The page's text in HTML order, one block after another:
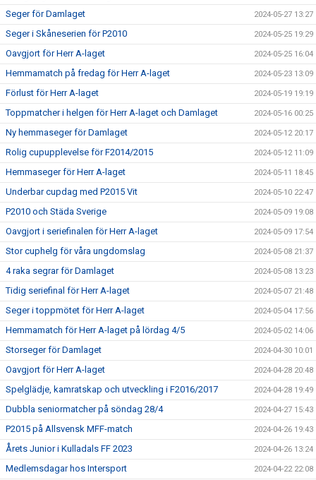
Seger för Damlaget 2024-05-27 13:27
Seger i Skåneserien för P2010 2024-05-25 19:29
Oavgjort för Herr A-laget 2024-05-25 16:04
Hemmamatch på fredag för Herr A-laget 2024-05-23 13:09
Förlust för Herr A-laget 2024-05-19 19:19
Toppmatcher i helgen för Herr A-laget och Damlaget 2024-05-16 00:25
Ny hemmaseger för Damlaget 2024-05-12 20:17
Rolig cupupplevelse för F2014/2015 2024-05-12 11:09
Hemmaseger för Herr A-laget 2024-05-11 18:45
Underbar cupdag med P2015 Vit 2024-05-10 22:47
P2010 och Städa Sverige 2024-05-09 19:08
Oavgjort i seriefinalen för Herr A-laget 2024-05-09 17:54
Stor cuphelg för våra ungdomslag 2024-05-08 21:37
4 raka segrar för Damlaget 2024-05-08 13:23
Tidig seriefinal för Herr A-laget 2024-05-07 21:48
Seger i toppmötet för Herr A-laget 2024-05-04 17:56
Hemmamatch för Herr A-laget på lördag 4/5 2024-05-02 14:06
Storseger för Damlaget 2024-04-30 10:01
Oavgjort för Herr A-laget 2024-04-28 20:48
Spelglädje, kamratskap och utveckling i F2016/2017 2024-04-28 19:49
Dubbla seniormatcher på söndag 28/4 2024-04-27 15:43
P2015 på Allsvensk MFF-match 2024-04-26 19:43
Årets Junior i Kulladals FF 2023 2024-04-26 13:24
Medlemsdagar hos Intersport 2024-04-22 22:08